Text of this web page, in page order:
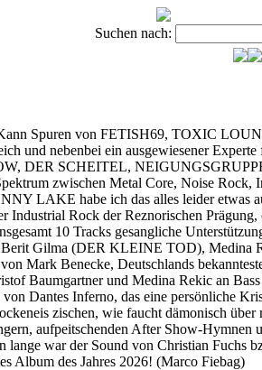
Suchen nach:
Spuren von FETISH69, TOXIC
und nebenbei ein ausgewiesener
DER SCHEITEL,
zwischen Metal Core, Noise
LAKE habe ich das alles leider etwas
Industrial Rock der Reznorischen
10 Tracks gesangliche
Berit Gilma (DER KLEINE TOD),
Mark Benecke, Deutschlands
Baumgartner und Medina Rekic an
Dantes Inferno, das eine persönliche
zischen, wie faucht dämonisch
aufpeitschenden After Show-
war der Sound von Christian Fuchs
Album des Jahres 2026! (Marco Fiebag)